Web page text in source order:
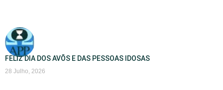
FELIZ DIA DOS AVÕS E DAS PESSOAS IDOSAS
28 Julho, 2026